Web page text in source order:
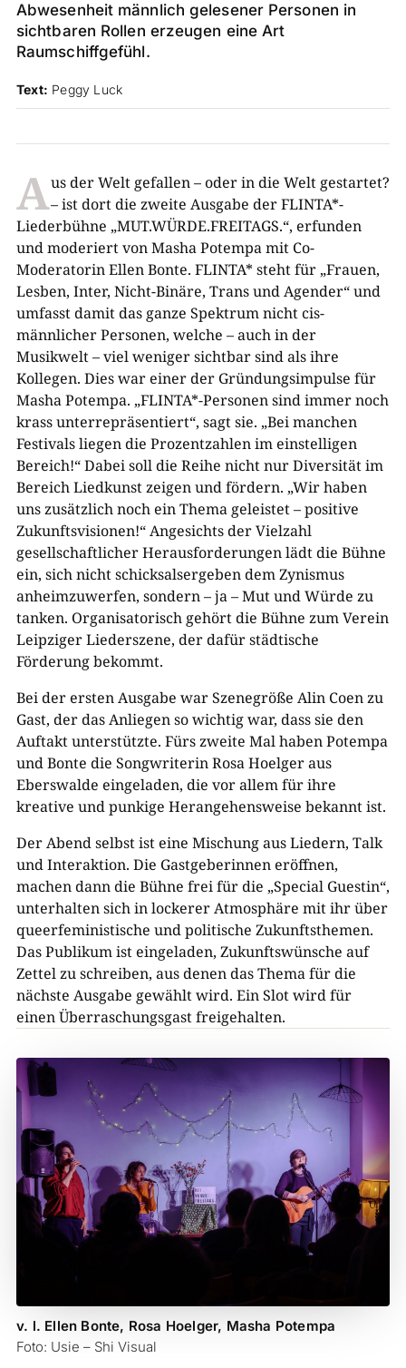
Abwesenheit männlich gelesener Personen in
sichtbaren Rollen erzeugen eine Art
Raumschiffgefühl.
Text: Peggy Luck
Aus der Welt gefallen – oder in die Welt gestartet?
– ist dort die zweite Ausgabe der FLINTA*-
Liederbühne „MUT.WÜRDE.FREITAGS.“, erfunden
und moderiert von Masha Potempa mit Co-
Moderatorin Ellen Bonte. FLINTA* steht für „Frauen,
Lesben, Inter, Nicht-Binäre, Trans und Agender“ und
umfasst damit das ganze Spektrum nicht cis-
männlicher Personen, welche – auch in der
Musikwelt – viel weniger sichtbar sind als ihre
Kollegen. Dies war einer der Gründungsimpulse für
Masha Potempa. „FLINTA*-Personen sind immer noch
krass unterrepräsentiert“, sagt sie. „Bei manchen
Festivals liegen die Prozentzahlen im einstelligen
Bereich!“ Dabei soll die Reihe nicht nur Diversität im
Bereich Liedkunst zeigen und fördern. „Wir haben
uns zusätzlich noch ein Thema geleistet – positive
Zukunftsvisionen!“ Angesichts der Vielzahl
gesellschaftlicher Herausforderungen lädt die Bühne
ein, sich nicht schicksalsergeben dem Zynismus
anheimzuwerfen, sondern – ja – Mut und Würde zu
tanken. Organisatorisch gehört die Bühne zum Verein
Leipziger Liederszene, der dafür städtische
Förderung bekommt.
Bei der ersten Ausgabe war Szenegröße Alin Coen zu
Gast, der das Anliegen so wichtig war, dass sie den
Auftakt unterstützte. Fürs zweite Mal haben Potempa
und Bonte die Songwriterin Rosa Hoelger aus
Eberswalde eingeladen, die vor allem für ihre
kreative und punkige Herangehensweise bekannt ist.
Der Abend selbst ist eine Mischung aus Liedern, Talk
und Interaktion. Die Gastgeberinnen eröffnen,
machen dann die Bühne frei für die „Special Guestin“,
unterhalten sich in lockerer Atmosphäre mit ihr über
queerfeministische und politische Zukunftsthemen.
Das Publikum ist eingeladen, Zukunftswünsche auf
Zettel zu schreiben, aus denen das Thema für die
nächste Ausgabe gewählt wird. Ein Slot wird für
einen Überraschungsgast freigehalten.
v. l. Ellen Bonte, Rosa Hoelger, Masha Potempa
Foto: Usie – Shi Visual